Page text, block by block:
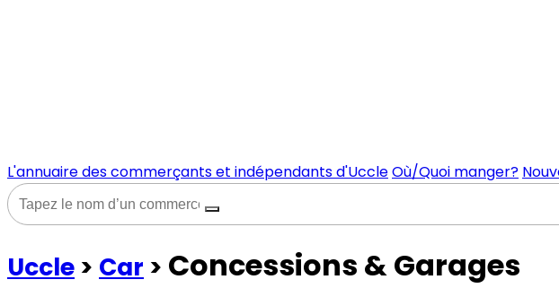
L'annuaire des commerçants et indépendants d'UccleOù/Quoi manger?
Uccle > Car > Concessions & Garages